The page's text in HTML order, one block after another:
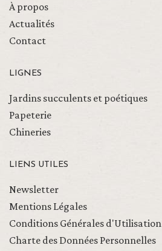
À propos
Actualités
Contact
LIGNES
Jardins succulents et poétiques
Papeterie
Chineries
LIENS UTILES
Newsletter
Mentions Légales
Conditions Générales d'Utilisation
Charte des Données Personnelles